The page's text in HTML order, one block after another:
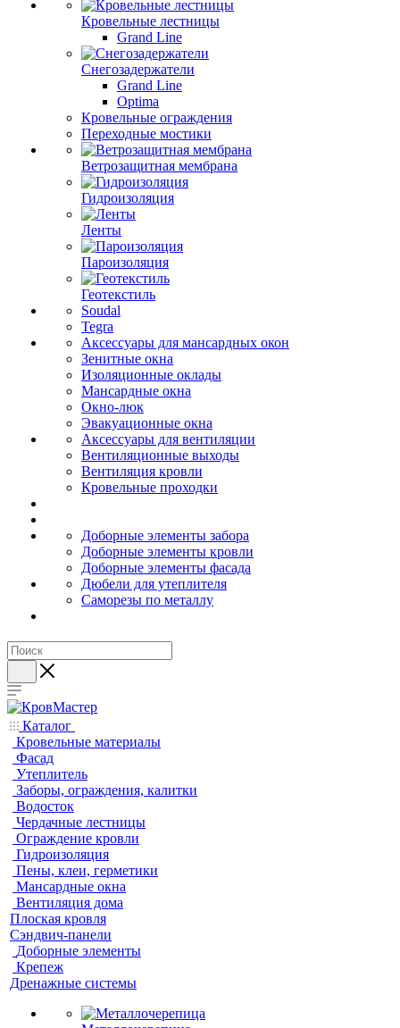
Кровельные лестницы
Grand Line
Снегозадержатели
Grand Line
Optima
Кровельные ограждения
Переходные мостики
Ветрозащитная мембрана
Гидроизоляция
Ленты
Пароизоляция
Геотекстиль
Soudal
Tegra
Аксессуары для мансардных окон
Зенитные окна
Изоляционные оклады
Мансардные окна
Окно-люк
Эвакуационные окна
Аксессуары для вентиляции
Вентиляционные выходы
Вентиляция кровли
Кровельные проходки
Доборные элементы забора
Доборные элементы кровли
Доборные элементы фасада
Дюбели для утеплителя
Саморезы по металлу
Каталог
Кровельные материалы
Фасад
Утеплитель
Заборы, ограждения, калитки
Водосток
Чердачные лестницы
Ограждение кровли
Гидроизоляция
Пены, клеи, герметики
Мансардные окна
Вентиляция дома
Плоская кровля
Сэндвич-панели
Доборные элементы
Крепеж
Дренажные системы